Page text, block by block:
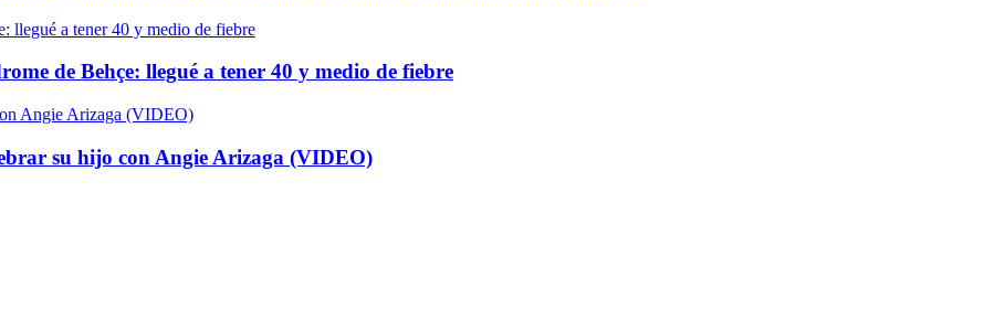
de Behçe: llegué a tener 40 y medio de fiebre
su hijo con Angie Arizaga (VIDEO)